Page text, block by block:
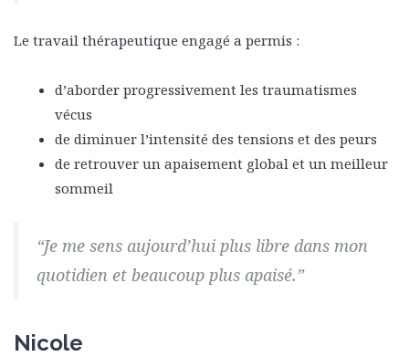
Le travail thérapeutique engagé a permis :
d’aborder progressivement les traumatismes
vécus
de diminuer l’intensité des tensions et des peurs
de retrouver un apaisement global et un meilleur
sommeil
“Je me sens aujourd’hui plus libre dans mon
quotidien et beaucoup plus apaisé.”
Nicole